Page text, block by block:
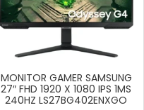
MONITOR GAMER SAMSUNG
27″ FHD 1920 X 1080 IPS 1MS
240HZ LS27BG402ENXGO